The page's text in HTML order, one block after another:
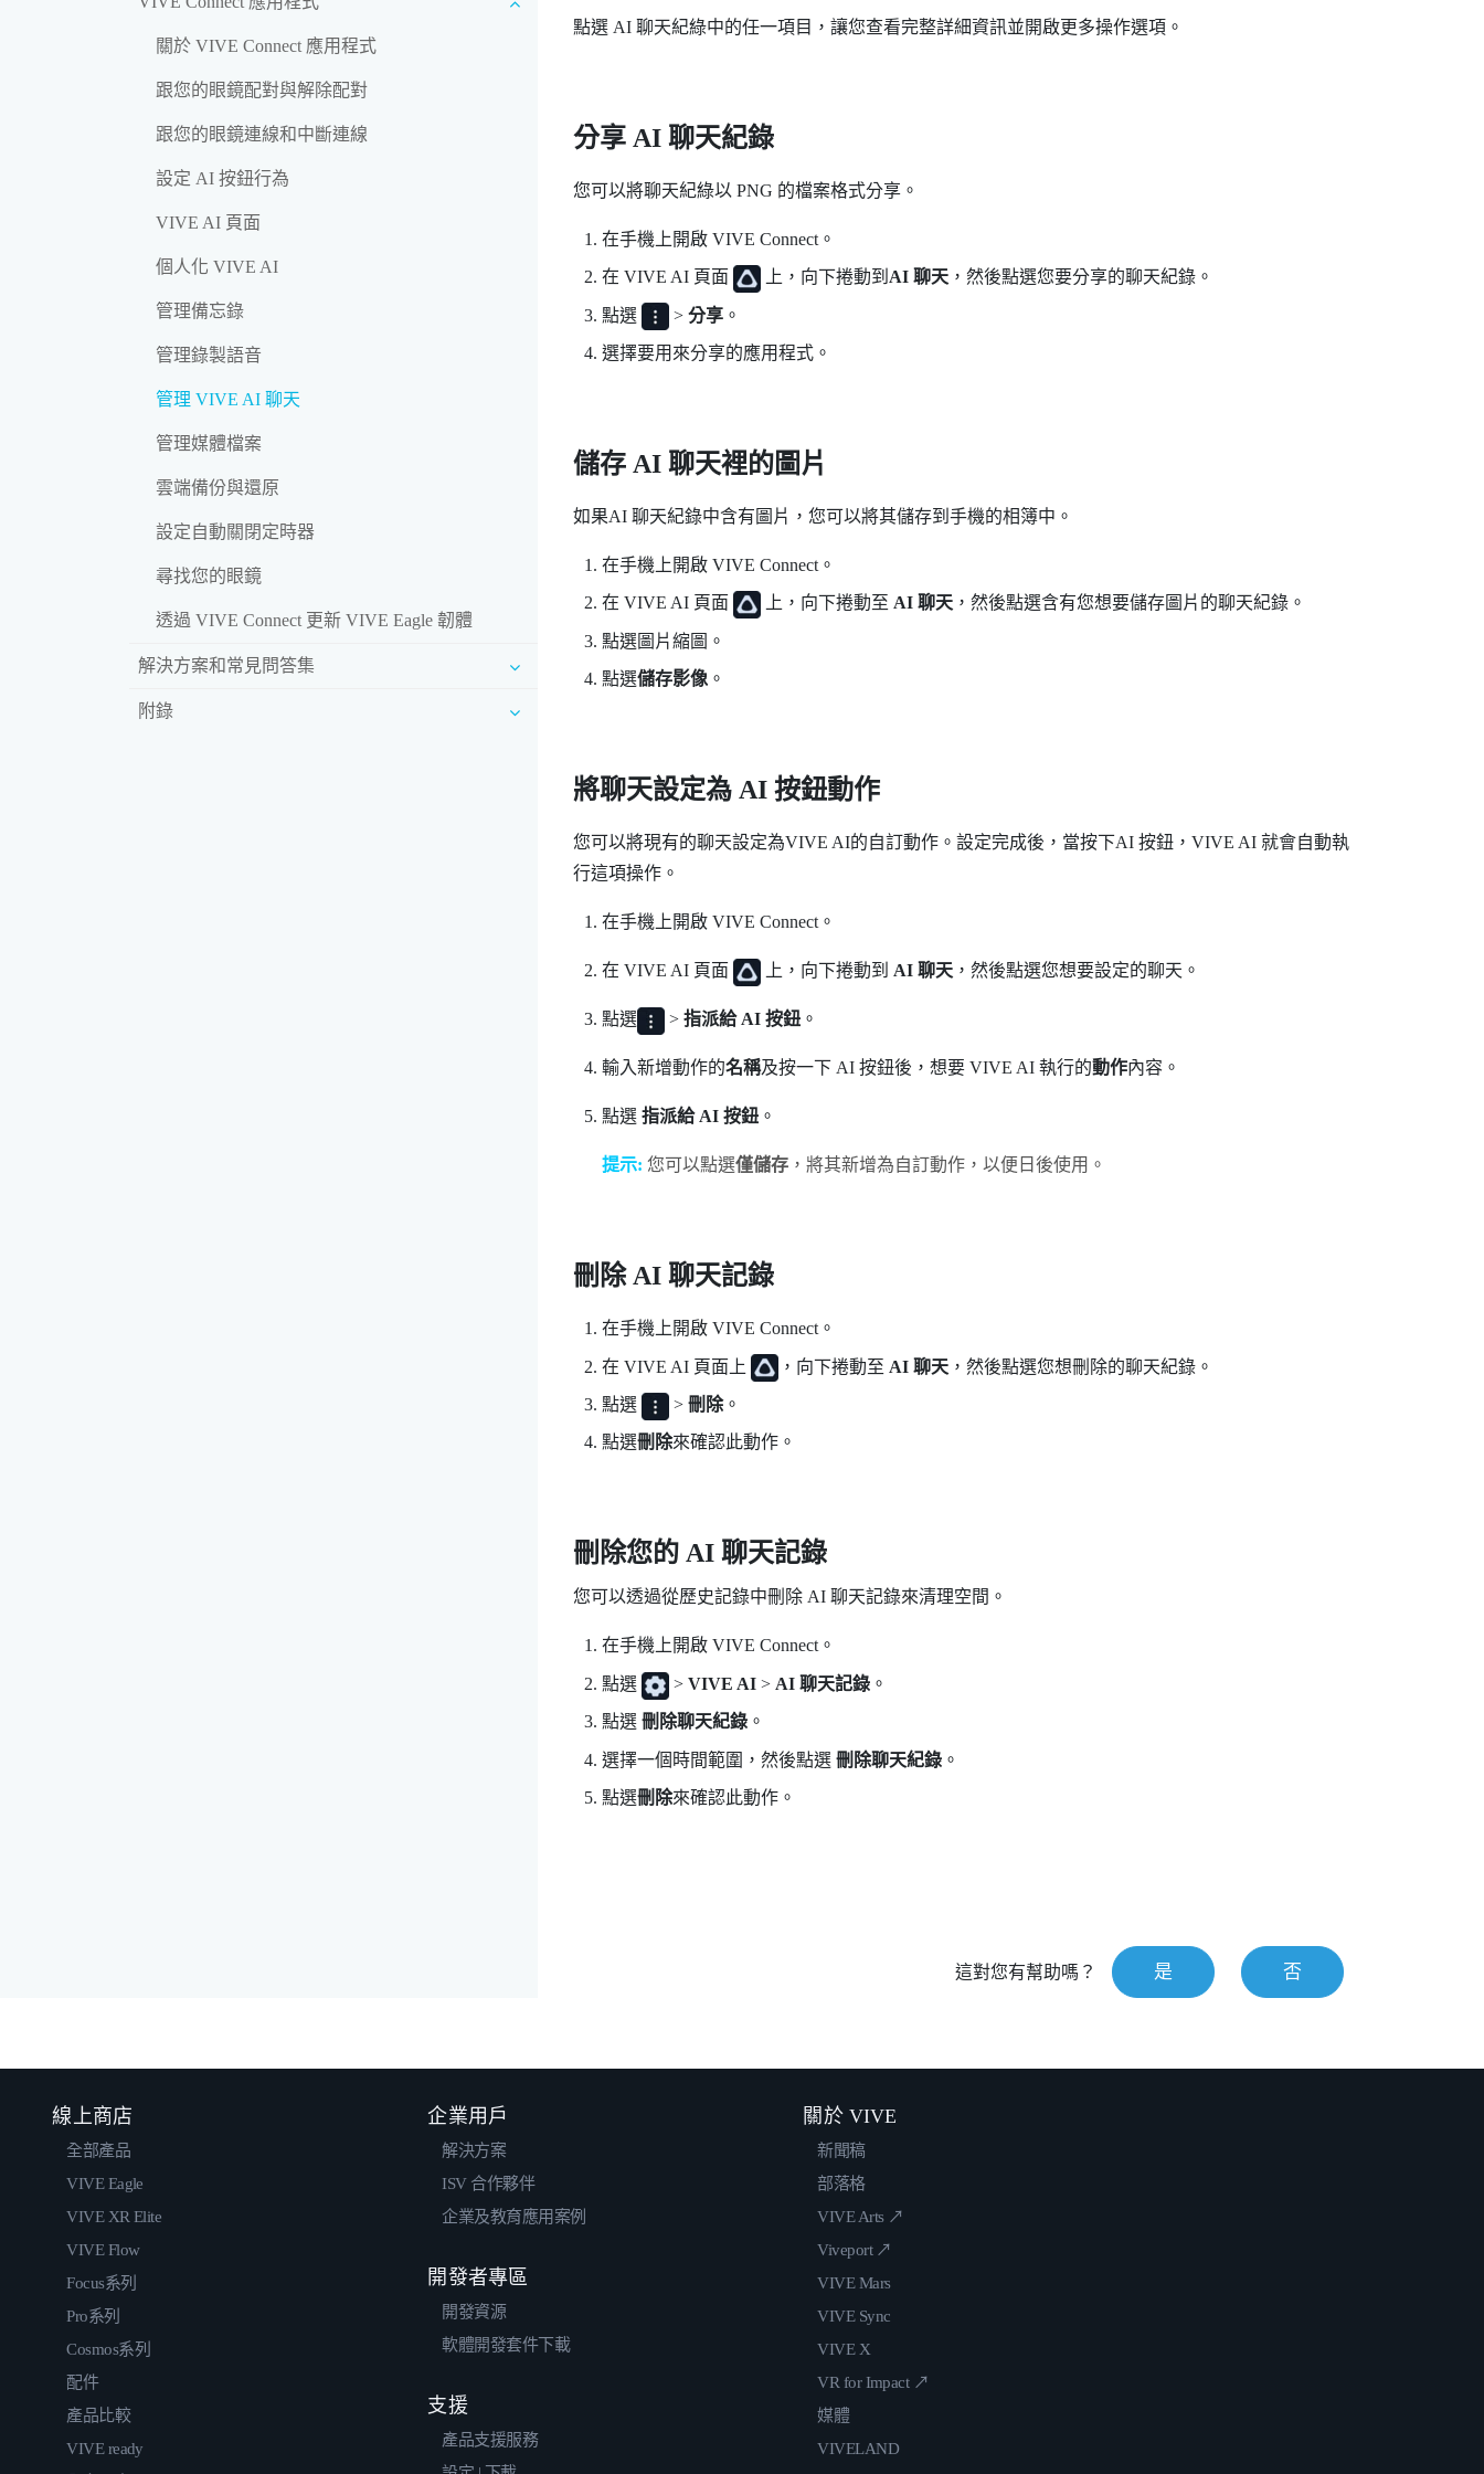
關於 VIVE Connect 應用程式
跟您的眼鏡配對與解除配對
跟您的眼鏡連線和中斷連線
設定 AI 按鈕行為
VIVE AI 頁面
個人化 VIVE AI
管理備忘錄
管理錄製語音
管理 VIVE AI 聊天
管理媒體檔案
雲端備份與還原
設定自動關閉定時器
尋找您的眼鏡
透過 VIVE Connect 更新 VIVE Eagle 韌體
解決方案和常見問答集
附錄
點選 AI 聊天紀綠中的任一項目，讓您查看完整詳細資訊並開啟更多操作選項。
分享 AI 聊天紀錄
您可以將聊天紀綠以 PNG 的檔案格式分享。
在手機上開啟 VIVE Connect。
在 VIVE AI頁面 上，向下捲動到 AI 聊天，然後點選您要分享的聊天紀錄。
點選 > 分享。
選擇要用來分享的應用程式。
儲存 AI 聊天裡的圖片
如果AI 聊天紀錄中含有圖片，您可以將其儲存到手機的相簿中。
在手機上開啟 VIVE Connect。
在 VIVE AI頁面 上，向下捲動至 AI 聊天，然後點選含有您想要儲存圖片的聊天紀錄。
點選圖片縮圖。
點選儲存影像。
將聊天設定為 AI 按鈕動作
您可以將現有的聊天設定為VIVE AI的自訂動作。設定完成後，當按下AI 按鈕， VIVE AI就會自動執
行這項操作。
在手機上開啟 VIVE Connect。
在 VIVE AI頁面 上，向下捲動到 AI 聊天，然後點選您想要設定的聊天。
點選 > 指派給 AI 按鈕。
輸入新增動作的名稱及按一下 AI 按鈕後，想要 VIVE AI執行的動作內容。
點選 指派給 AI 按鈕。
提示: 您可以點選僅儲存，將其新增為自訂動作，以便日後使用。
刪除 AI 聊天記錄
在手機上開啟 VIVE Connect。
在 VIVE AI頁面上 ，向下捲動至 AI 聊天，然後點選您想刪除的聊天紀錄。
點選 > 刪除。
點選刪除來確認此動作。
刪除您的 AI 聊天記錄
您可以透過從歷史記錄中刪除 AI 聊天記錄來清理空間。
在手機上開啟 VIVE Connect。
點選 > VIVE AI> AI 聊天記錄。
點選 刪除聊天紀錄。
選擇一個時間範圍，然後點選 刪除聊天紀錄。
點選刪除來確認此動作。
這對您有幫助嗎？ 是 否
線上商店
全部產品
VIVE Eagle
VIVE XR Elite
VIVE Flow
Focus系列
Pro系列
Cosmos系列
配件
產品比較
VIVE ready
企業用戶
解決方案
ISV 合作夥伴
企業及教育應用案例
開發者專區
開發資源
軟體開發套件下載
支援
產品支援服務
關於 VIVE
新聞稿
部落格
VIVE Arts ↗
Viveport ↗
VIVE Mars
VIVE Sync
VIVE X
VR for Impact ↗
媒體
VIVELAND